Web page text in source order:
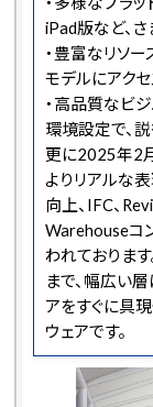
iPad版など、
・豊富なリソ
モデルにアクセ
・高品質なビ
環境設定で、
更に2025年2
よりリアルな
向上、IFC、
Warehouseコ
われておりま
まで、幅広い
アをすぐに具
ウェアです。